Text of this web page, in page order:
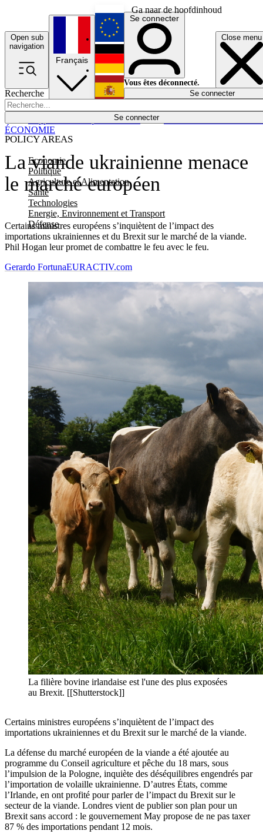
Ga naar de hoofdinhoud
Open sub
navigation
Close menu
Recherche
Se connecter
POLICY AREAS
Economie
Politique
Agriculture et Alimentation
Santé
Technologies
Energie, Environnement et Transport
Défense
Économie
Français
English
Deutsch
Español
Se connecter
Vous êtes déconnecté.
Se connecter
La viande ukrainienne menace
le marché européen
Certains ministres européens s’inquiètent de l’impact des
importations ukrainiennes et du Brexit sur le marché de la viande.
Phil Hogan leur promet de combattre le feu avec le feu.
ÉCONOMIE
Gerardo FortunaEURACTIV.com
La filière bovine irlandaise est l'une des plus exposées
au Brexit. [[Shutterstock]]
Certains ministres européens s’inquiètent de l’impact des
importations ukrainiennes et du Brexit sur le marché de la viande.
La défense du marché européen de la viande a été ajoutée au
programme du Conseil agriculture et pêche du 18 mars, sous
l’impulsion de la Pologne, inquiète des déséquilibres engendrés par
l’importation de volaille ukrainienne. D’autres États, comme
l’Irlande, en ont profité pour parler de l’impact du Brexit sur le
secteur de la viande. Londres vient de publier son plan pour un
Brexit sans accord : le gouvernement May propose de ne pas taxer
87 % des importations pendant 12 mois.